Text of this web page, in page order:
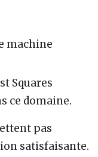
machine
Squares
ce domaine.
pas
satisfaisante.